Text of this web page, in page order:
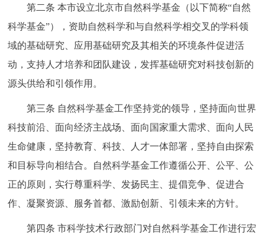
第二条 本市设立北京市自然科学基金（以下简称“自然
科学基金”），资助自然科学和与自然科学相交叉的学科领
域的基础研究、应用基础研究及其相关的环境条件促进活
动，支持人才培养和团队建设，发挥基础研究对科技创新的
源头供给和引领作用。
第三条 自然科学基金工作坚持党的领导，坚持面向世界
科技前沿、面向经济主战场、面向国家重大需求、面向人民
生命健康，坚持教育、科技、人才一体部署，坚持自由探索
和目标导向相结合。自然科学基金工作遵循公开、公平、公
正的原则，实行尊重科学、发扬民主、提倡竞争、促进合
作、凝聚资源、服务首都、激励创新、引领未来的方针。
第四条 市科学技术行政部门对自然科学基金工作进行宏